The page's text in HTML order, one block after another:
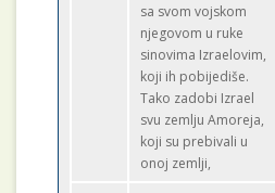
sa svom vojskom
njegovom u ruke
sinovima Izraelovim,
koji ih pobijediše.
Tako zadobi Izrael
svu zemlju Amoreja,
koji su prebivali u
onoj zemlji,